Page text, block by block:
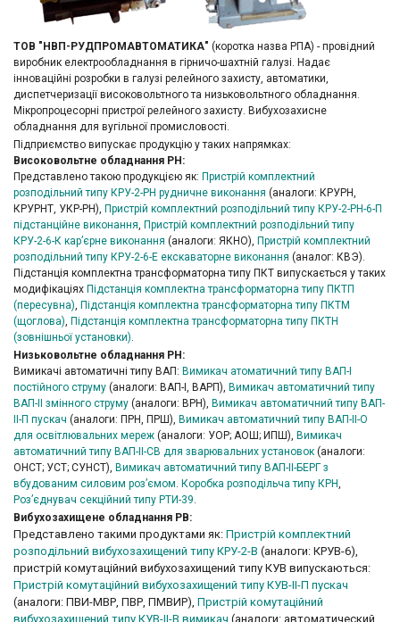
ТОВ "НВП-РУДПРОМАВТОМАТИКА" (коротка назва РПА) - провідний
виробник електрообладнання в гірничо-шахтній галузі. Надає
інноваційні розробки в галузі релейного захисту, автоматики,
диспетчеризації високовольтного та низьковольтного обладнання.
Мікропроцесорні пристрої релейного захисту. Вибухозахисне
обладнання для вугільної промисловості.
Підприємство випускає продукцію у таких напрямках:
Високовольтне обладнання РН:
Представлено такою продукцією як: Пристрій комплектний
розподільний типу КРУ-2-РН рудничне виконання (аналоги: КРУРН,
КРУРНТ, УКР-РН), Пристрій комплектний розподільний типу КРУ-2-РН-6-П
підстанційне виконання Пристрій комплектний розподільний типу
КРУ-2-6-К кар’єрне виконання (аналоги: ЯКНО), Пристрій комплектний
розподільний типу КРУ-2-6-Е екскаваторне виконання (аналог: КВЭ).
Підстанція комплектна трансформаторна типу ПКТ випускається у таких
модифікаціях Підстанція комплектна трансформаторна типу ПКТП
(пересувна) Підстанція комплектна трансформаторна типу ПКТМ
(щоглова) Підстанція комплектна трансформаторна типу ПКТН
(зовнішньої установки)
Низьковольтне обладнання РН:
Вимикачі автоматичні типу ВАП: Вимикач атоматичний типу ВАП-І
постійного струму (аналоги: ВАП-І, ВАРП), Вимикач автоматичний типу
ВАП-ІІ змінного струму (аналоги: ВРН), Вимикач автоматичний типу ВАП-
ІІ-П пускач (аналоги: ПРН, ПРШ), Вимикач автоматичний типу ВАП-ІІ-О
для освітлювальних мереж (аналоги: УОР; АОШ; ИПШ), Вимикач
автоматичний типу ВАП-ІІ-СВ для зварювальних установок (аналоги:
ОНСТ; УСТ; СУНСТ), Вимикач автоматичний типу ВАП-ІІ-БЕРГ з
вбудованим силовим роз’ємом Коробка розподільча типу КРН
Роз’єднувач секційний типу РТИ-39
Вибухозахищене обладнання РВ:
Представлено такими продуктами як: Пристрій комплектний
розподільний вибухозахищений типу КРУ-2-В (аналоги: КРУВ-6),
пристрій комутаційний вибухозахищений типу КУВ випускаються:
Пристрій комутаційний вибухозахищений типу КУВ-II-П пускач
(аналоги: ПВИ-МВР, ПВР, ПМВИР), Пристрій комутаційний
вибухозахищений типу КУВ-II-В вимикач (аналоги: автоматический